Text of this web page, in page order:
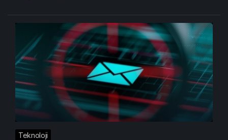
Teknoloji